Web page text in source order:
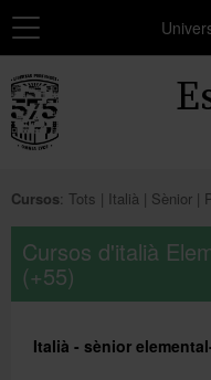
MATRÍCULA
dels
grups
seleccionats
Encara
seleccionat
cap
grup.
Afegir més grups
Navegació
Cursos: Tots Italià Sènior
Cursos d'italià
(+55)
Italià - sènior